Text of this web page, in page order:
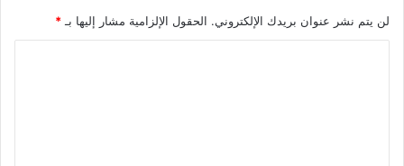
لن يتم نشر عنوان بريدك الإلكتروني. الحقول الإلزامية مشار إليها بـ*